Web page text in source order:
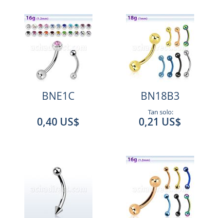
BNE1C
0,40 US$
BN18B3
Tan solo:
0,21 US$